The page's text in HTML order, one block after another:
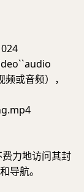
或音频），
力地访问其封
导航。